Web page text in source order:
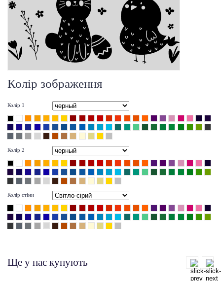
Колір зображення
Колір 1
Колір 2
Колір стіни
Ще у нас купують